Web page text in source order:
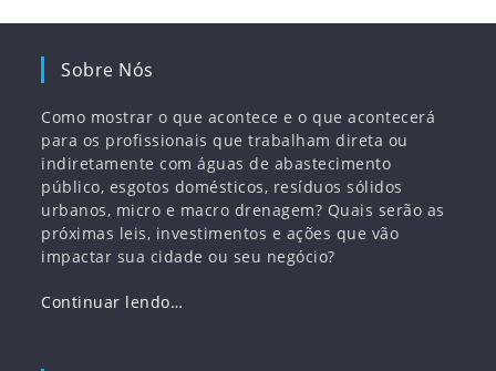
Sobre Nós
Como mostrar o que acontece e o que acontecerá
para os profissionais que trabalham direta ou
indiretamente com águas de abastecimento
público, esgotos domésticos, resíduos sólidos
urbanos, micro e macro drenagem? Quais serão as
próximas leis, investimentos e ações que vão
impactar sua cidade ou seu negócio?
Continuar lendo…